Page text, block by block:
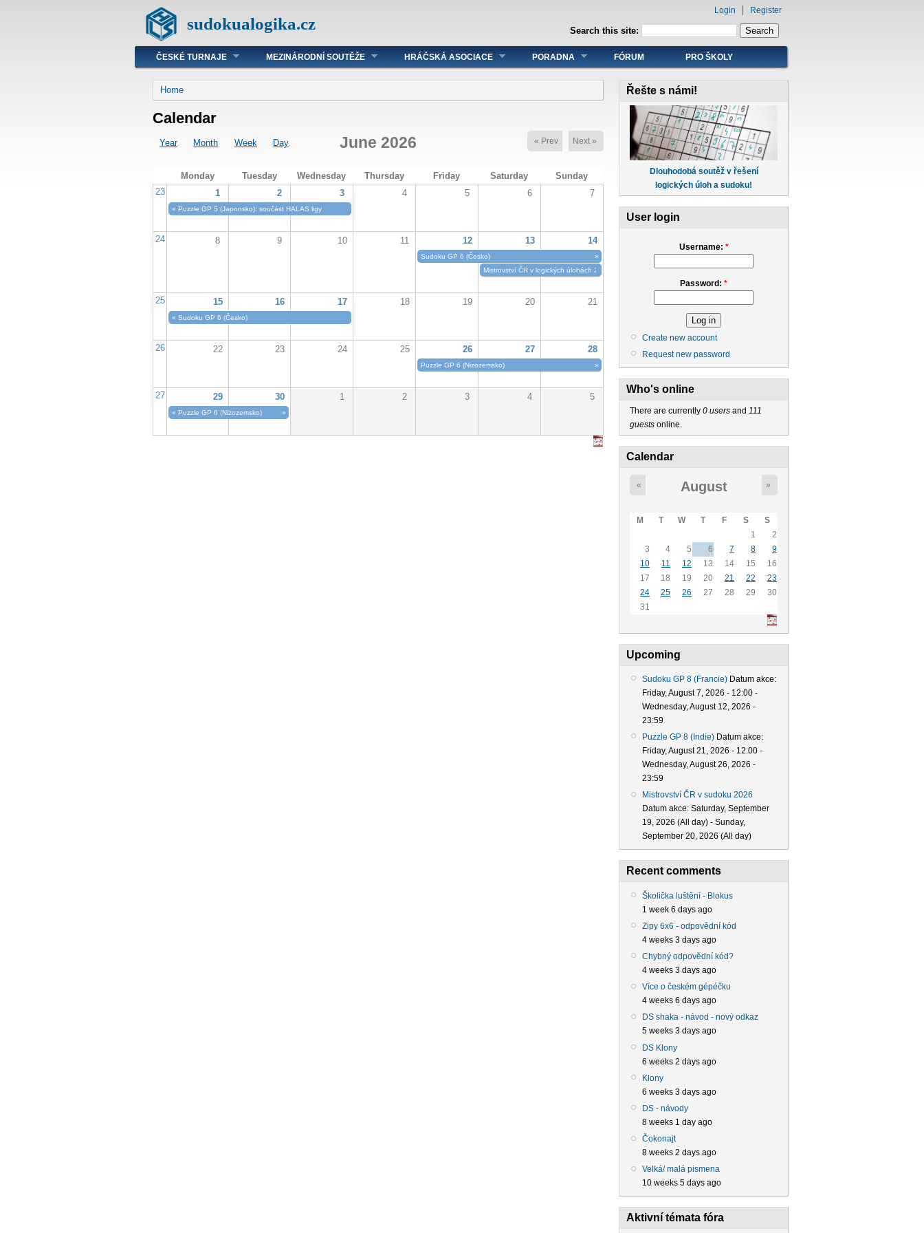
sudokualogika.cz Search this site:
Login Register
ČESKÉ TURNAJE MEZINÁRODNÍ SOUTĚŽE HRÁČSKÁ ASOCIACE PORADNA FÓRUM PRO ŠKOLY
Home
Calendar
Year Month Week Day « Prev
June 2026 Next »
Monday Tuesday Wednesday Thursday Friday Saturday
Sunday
23
1 2 3 4 5 6 7
« Puzzle GP 5 (Japonsko): součást HALAS ligy
24 8 9 10 11 12 13 14
Sudoku GP 6 (Česko)
»
Mistrovství ČR v logických úlohách 2026
25 15 16 17 18 19 20 21
« Sudoku GP 6 (Česko)
26 22 23 24 25 26 27 28
Puzzle GP 6 (Nizozemsko) »
27 29 30 1 2 3 4 5
« Puzzle GP 6 (Nizozemsko) »
Řešte s námi!
Dlouhodobá soutěž v řešení
logických úloh a sudoku!
User login
Username: *
Password: *
Create new account
Request new password
Who's online
There are currently 0 users and 111
guests online.
Calendar
« August »
M T W T F S
S
1
2
3
4 5 6 7 8
9
10
11 12 13 14 15
16
17
18 19 20 21 22
23
24
25 26 27 28 29
30
31
Upcoming
Sudoku GP 8 (Francie) Datum akce:
Friday, August 7, 2026 - 12:00 -
Wednesday, August 12, 2026 -
23:59
Puzzle GP 8 (Indie) Datum akce:
Friday, August 21, 2026 - 12:00 -
Wednesday, August 26, 2026 -
23:59
Mistrovství ČR v sudoku 2026
Datum akce: Saturday, September
19, 2026 (All day) - Sunday,
September 20, 2026 (All day)
Recent comments
Školička luštění - Blokus
1 week 6 days ago
Zipy 6x6 - odpovědní kód
4 weeks 3 days ago
Chybný odpovědní kód?
4 weeks 3 days ago
Více o českém gépéčku
4 weeks 6 days ago
DS shaka - návod - nový odkaz
5 weeks 3 days ago
DS Klony
6 weeks 2 days ago
Klony
6 weeks 3 days ago
DS - návody
8 weeks 1 day ago
Čokonajt
8 weeks 2 days ago
Velká/ malá pismena
10 weeks 5 days ago
Aktivní témata fóra